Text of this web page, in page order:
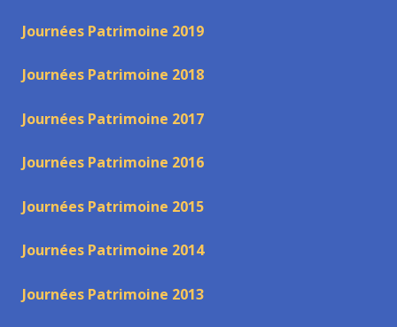
Journées Patrimoine 2019
Journées Patrimoine 2018
Journées Patrimoine 2017
Journées Patrimoine 2016
Journées Patrimoine 2015
Journées Patrimoine 2014
Journées Patrimoine 2013